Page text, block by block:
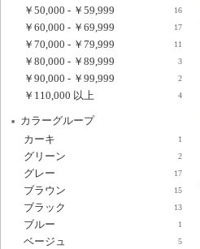
￥50,000 - ￥59,999 16
￥60,000 - ￥69,999 17
￥70,000 - ￥79,999 11
￥80,000 - ￥89,999 3
￥90,000 - ￥99,999 2
￥110,000 以上 4
カラーグループ
カーキ
1
グリーン 2
グレー 17
ブラウン 15
ブラック 13
ブルー 1
ベージュ 5